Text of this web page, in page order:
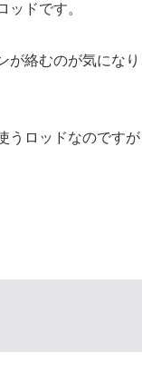
ッドです。
絡むのが気にな
ロッドなのです